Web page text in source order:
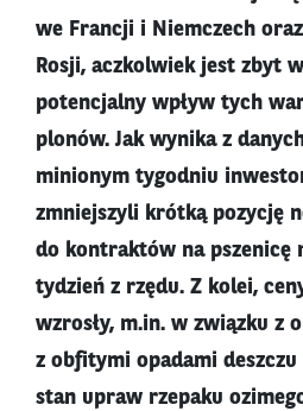
we Francji i Niemczech
Rosji, aczkolwiek jest zbyt
potencjalny wpływ tych
plonów. Jak wynika z
minionym tygodniu
zmniejszyli krótką pozycję
do kontraktów na pszenicę
tydzień z rzędu. Z kolei,
wzrosły, m.in. w związku z
z obfitymi opadami deszczu
stan upraw rzepaku